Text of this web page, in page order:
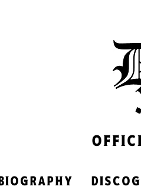
​BIOGRAPHY